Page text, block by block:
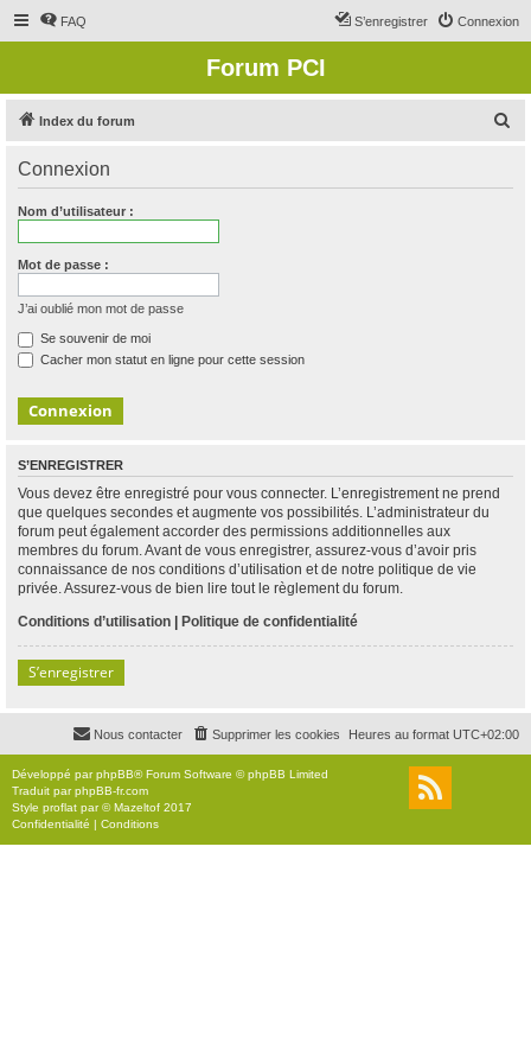
FAQ Connexion
S’enregistrer
Forum PCI
Index du forum
Connexion
Nom d’utilisateur :
Mot de passe :
J’ai oublié mon mot de passe
Se souvenir de moi
Cacher mon statut en ligne pour cette session
S’ENREGISTRER
Vous devez être enregistré pour vous connecter. L’enregistrement ne prend
que quelques secondes et augmente vos possibilités. L’administrateur du
forum peut également accorder des permissions additionnelles aux
membres du forum. Avant de vous enregistrer, assurez-vous d’avoir pris
connaissance de nos conditions d’utilisation et de notre politique de vie
privée. Assurez-vous de bien lire tout le règlement du forum.
Conditions d’utilisation | Politique de confidentialité
S’enregistrer
Heures au format UTC+02:00
Supprimer les cookies
Nous contacter
Développé parphpBB® Forum Software © phpBB Limited
Traduit parphpBB-fr.com
Style proflat par ©Mazeltof 2017
Confidentialité | Conditions